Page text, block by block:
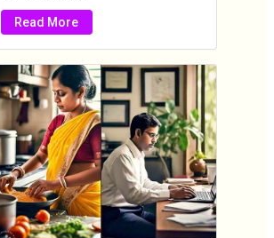
Read More